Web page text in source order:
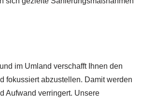
im Umland verschafft Ihnen den
fokussiert abzustellen. Damit werden
Aufwand verringert. Unsere